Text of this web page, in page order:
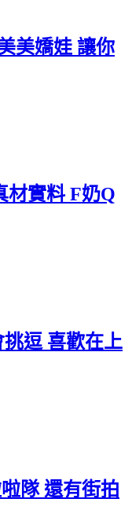
美嬌娃 讓你
材實料 F奶Q
逗 喜歡在上
隊 還有街拍